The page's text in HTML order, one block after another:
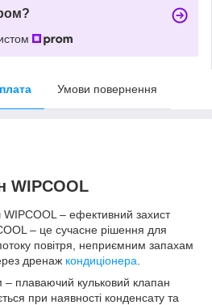
Умови повернення
WIPCOOL
– ефективний захист
– це сучасне рішення для
повітря, неприємним запахам
дренаж кондиціонера.
– плаваючий кульковий клапан
при наявності конденсату та